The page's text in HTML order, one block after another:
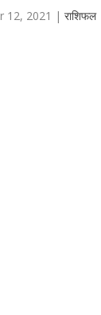
12, 2021 | राशिफल